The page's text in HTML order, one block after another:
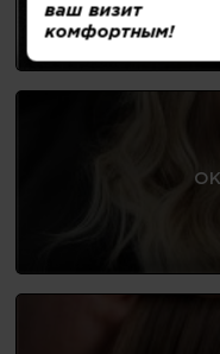
ваш визит
комфортным!